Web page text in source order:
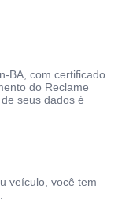
BA, com certificado
do Reclame
seus dados é
veículo, você tem